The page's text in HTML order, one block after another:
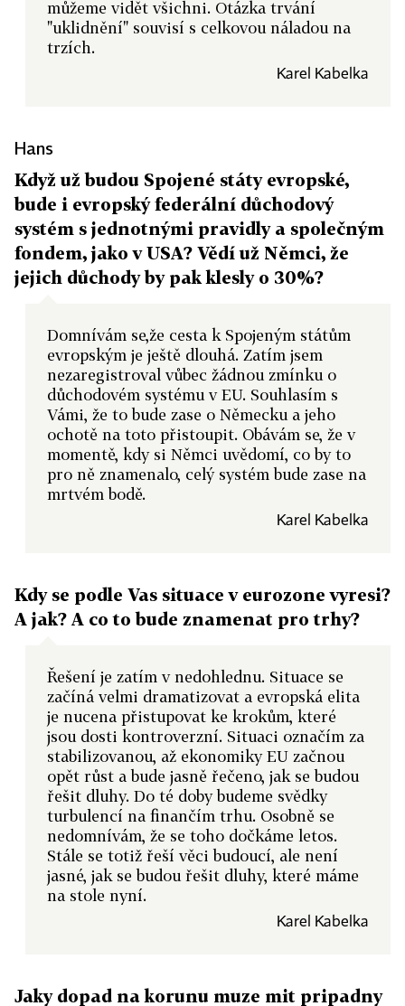
můžeme vidět všichni. Otázka trvání
"uklidnění" souvisí s celkovou náladou na
trzích.
Karel Kabelka
Hans
Když už budou Spojené státy evropské,
bude i evropský federální důchodový
systém s jednotnými pravidly a společným
fondem, jako v USA? Vědí už Němci, že
jejich důchody by pak klesly o 30%?
Domnívám se,že cesta k Spojeným státům
evropským je ještě dlouhá. Zatím jsem
nezaregistroval vůbec žádnou zmínku o
důchodovém systému v EU. Souhlasím s
Vámi, že to bude zase o Německu a jeho
ochotě na toto přistoupit. Obávám se, že v
momentě, kdy si Němci uvědomí, co by to
pro ně znamenalo, celý systém bude zase na
mrtvém bodě.
Karel Kabelka
Kdy se podle Vas situace v eurozone vyresi?
A jak? A co to bude znamenat pro trhy?
Řešení je zatím v nedohlednu. Situace se
začíná velmi dramatizovat a evropská elita
je nucena přistupovat ke krokům, které
jsou dosti kontroverzní. Situaci označím za
stabilizovanou, až ekonomiky EU začnou
opět růst a bude jasně řečeno, jak se budou
řešit dluhy. Do té doby budeme svědky
turbulencí na finančím trhu. Osobně se
nedomnívám, že se toho dočkáme letos.
Stále se totiž řeší věci budoucí, ale není
jasné, jak se budou řešit dluhy, které máme
na stole nyní.
Karel Kabelka
Jaky dopad na korunu muze mit pripadny